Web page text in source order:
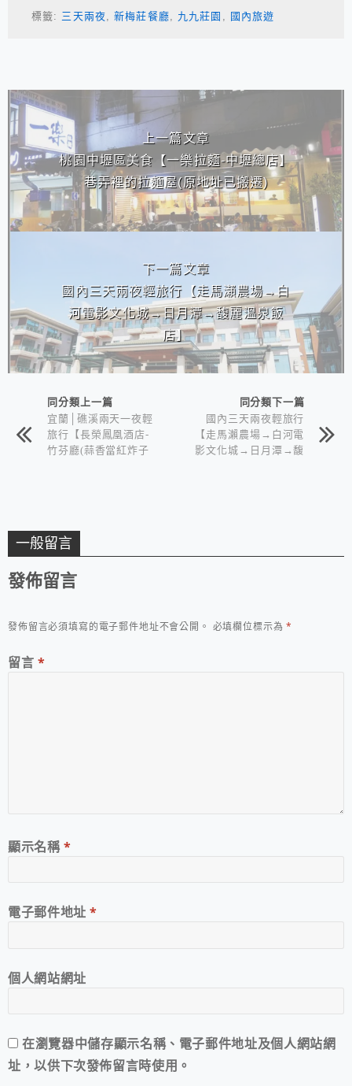
標籤: 三天兩夜,新梅莊餐廳, 九九莊園 , 國內旅遊
相連文章
上一篇文章
桃園中壢區美食【一樂拉麵-中壢總店】
巷弄裡的拉麵屋(原地址已搬遷)
下一篇文章
國內三天兩夜輕旅行【走馬瀨農場→白
河電影文化城→日月潭→馥麗溫泉飯
店】
同分類上一篇
宜蘭│礁溪兩天一夜輕
旅行【長榮鳳凰酒店-
竹芬廳(蒜香當紅炸子
同分類下一篇
國內三天兩夜輕旅行
【走馬瀨農場→白河電
影文化城→日月潭→馥
一般留言
發佈留言
發佈留言必須填寫的電子郵件地址不會公開。 必填欄位標示為*
留言 *
顯示名稱*
電子郵件地址*
個人網站網址
在瀏覽器中儲存顯示名稱、電子郵件地址及個人網站網
址，以供下次發佈留言時使用。